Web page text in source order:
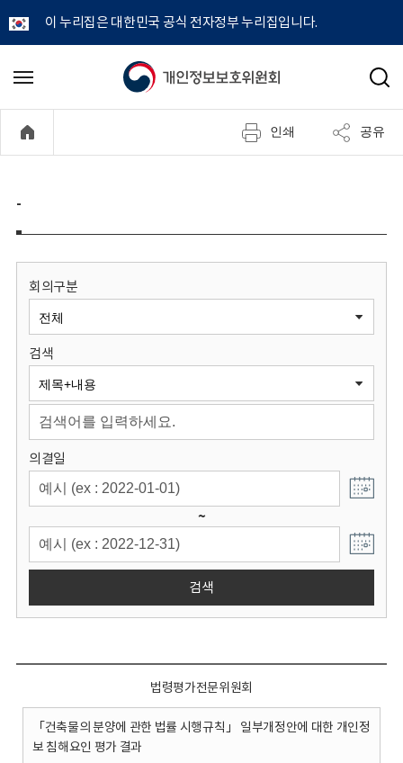
이 누리집은 대한민국 공식 전자정부 누리집입니다.
개
정
보
원
회
메
기
검
인쇄 공유
-
회의구분
검색
의결일
~
검색
법령평가전문위원회
「건축물의 분양에 관한 법률 시행규칙」 일부개정안에 대한 개인정
보 침해요인 평가 결과